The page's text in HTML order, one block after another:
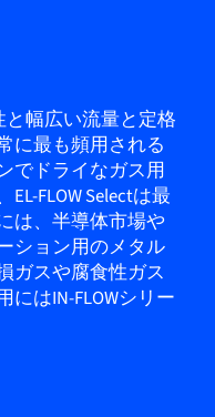
と幅広い流量と定格
に最も頻用される
でドライなガス用
FLOW Selectは最
は、半導体市場や
ション用のメタル
ガスや腐食性ガス
はIN-FLOWシリー